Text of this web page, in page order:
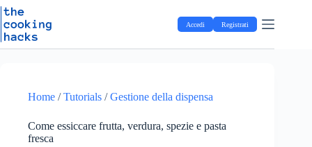
S
t
Salta
al
contenuto
Accedi Registrati
Home /Tutorials /Gestione della dispensa
Come essiccare frutta, verdura, spezie e pasta
fresca